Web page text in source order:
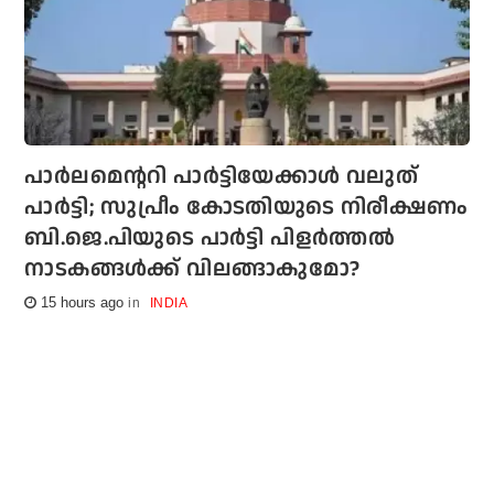
പാര്‍ലമെന്ററി പാര്‍ട്ടിയേക്കാള്‍ വലുത്
പാര്‍ട്ടി; സുപ്രീം കോടതിയുടെ നിരീക്ഷണം
ബി.ജെ.പിയുടെ പാര്‍ട്ടി പിളര്‍ത്തല്‍
നാടകങ്ങള്‍ക്ക് വിലങ്ങാകുമോ?
15 hours ago INDIA